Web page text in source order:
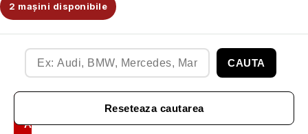
2 mașini disponibile
CAUTA
Auto
Reseteaza cautarea